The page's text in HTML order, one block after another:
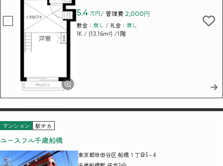
5.4 万円/ 管理費 2,000円
敷金： 無し / 礼金： 無し
1K / (13.16m²) /1階
マンション 駅チカ
ユースフル千歳船橋
東京都世田谷区 船橋１丁目5－4